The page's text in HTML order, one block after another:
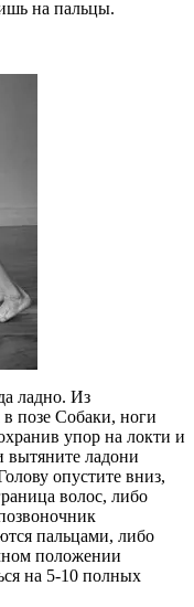
на пальцы.
ладно. Из
позе Собаки, ноги
упор на локти и
вытяните ладони
опустите вниз,
волос, либо
пальцами, либо
положении
на 5-10 полных